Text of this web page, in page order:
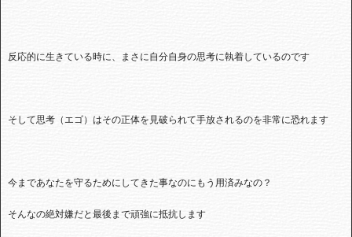
反応的に生きている時に、まさに自分自身の思考に執着しているのです
そして思考（エゴ）はその正体を見破られて手放されるのを非常に恐れます
今まであなたを守るためにしてきた事なのにもう用済みなの？
そんなの絶対嫌だと最後まで頑強に抵抗します